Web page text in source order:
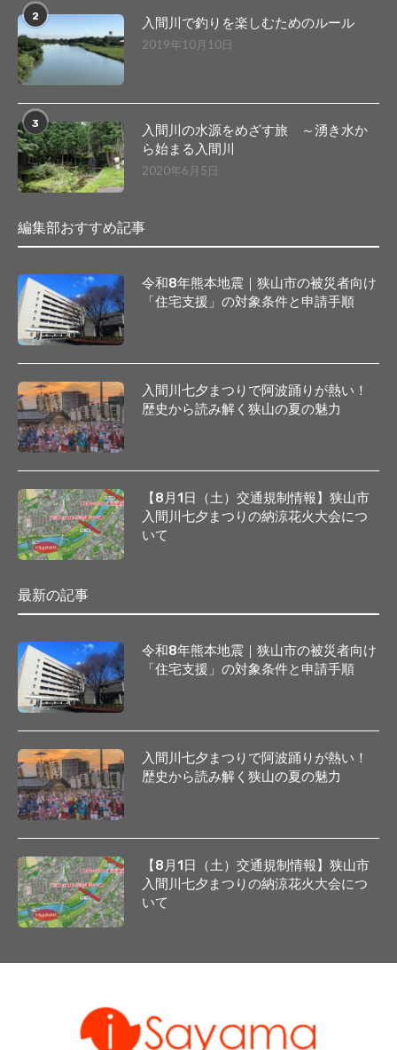
2 入間川で釣りを楽しむためのルール
2019年10月10日
3
入間川の水源をめざす旅 ～湧き水か
ら始まる入間川
2020年6月5日
編集部おすすめ記事
令和8年熊本地震｜狭山市の被災者向け
「住宅支援」の対象条件と申請手順
入間川七夕まつりで阿波踊りが熱い！
歴史から読み解く狭山の夏の魅力
【8月1日（土）交通規制情報】狭山市
入間川七夕まつりの納涼花火大会につ
いて
最新の記事
令和8年熊本地震｜狭山市の被災者向け
「住宅支援」の対象条件と申請手順
入間川七夕まつりで阿波踊りが熱い！
歴史から読み解く狭山の夏の魅力
【8月1日（土）交通規制情報】狭山市
入間川七夕まつりの納涼花火大会につ
いて